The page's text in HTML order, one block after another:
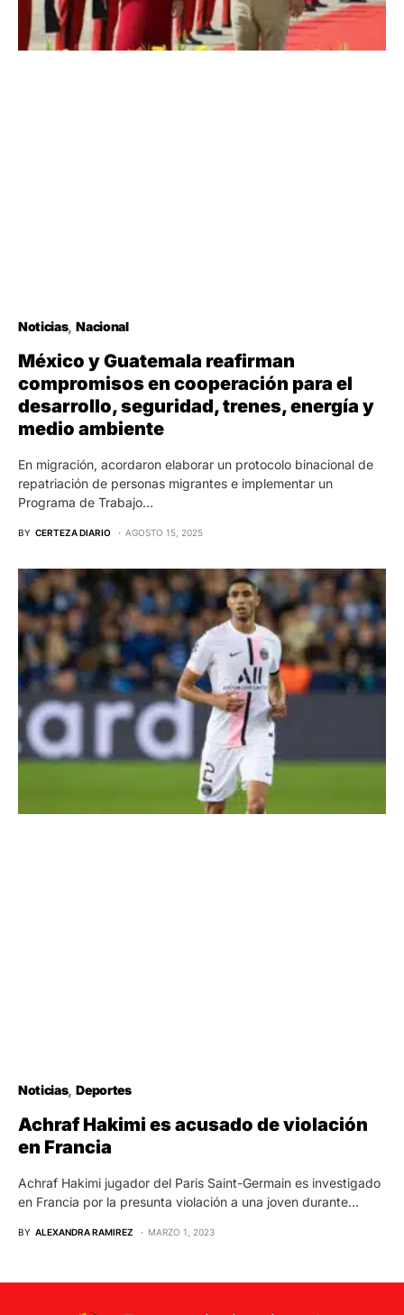
Noticias Nacional
México y Guatemala reafirman
compromisos en cooperación para el
desarrollo, seguridad, trenes, energía y
medio ambiente
En migración, acordaron elaborar un protocolo binacional de
repatriación de personas migrantes e implementar un
Programa de Trabajo…
BY CERTEZA DIARIO AGOSTO 15, 2025
Noticias Deportes
Achraf Hakimi es acusado de violación
en Francia
Achraf Hakimi jugador del Paris Saint-Germain es investigado
en Francia por la presunta violación a una joven durante…
BY ALEXANDRA RAMIREZ MARZO 1, 2023